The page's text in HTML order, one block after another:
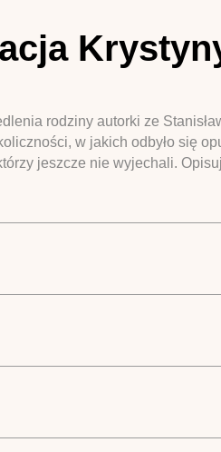
rodziny autorki ze
w jakich odbyło się
jeszcze nie wyjechali.